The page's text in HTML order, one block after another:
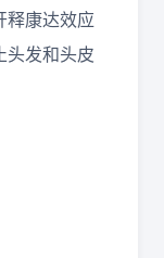
释康达效应
头发和头皮